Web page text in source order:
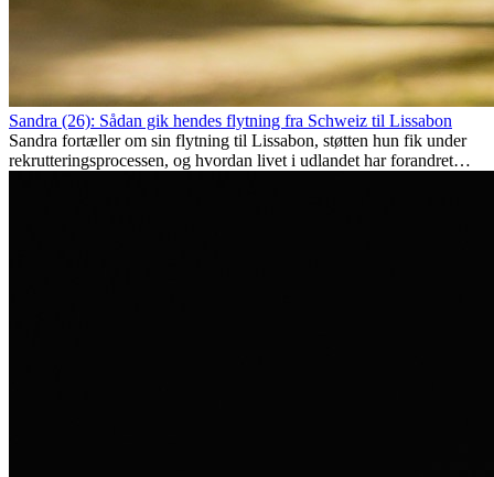
Sandra (26): Sådan gik hendes flytning fra Schweiz til Lissabon
Sandra fortæller om sin flytning til Lissabon, støtten hun fik under
rekrutteringsprocessen, og hvordan livet i udlandet har forandret